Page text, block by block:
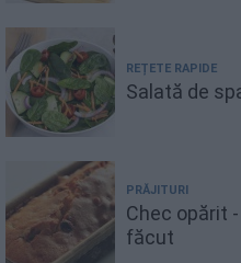
REȚETE RAPIDE
Salată de
PRĂJITURI
Chec opărit
făcut